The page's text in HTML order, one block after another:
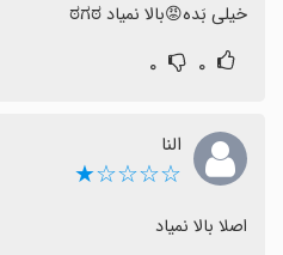
خیلی بَده😡⁦ಠ⁠ಗ⁠ಠ بالا نمیاد
۰ ۰
النا
☆☆☆☆★
اصلا بالا نمیاد